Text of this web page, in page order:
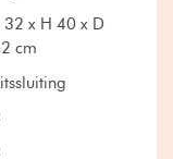
32 x H 40 x D
cm